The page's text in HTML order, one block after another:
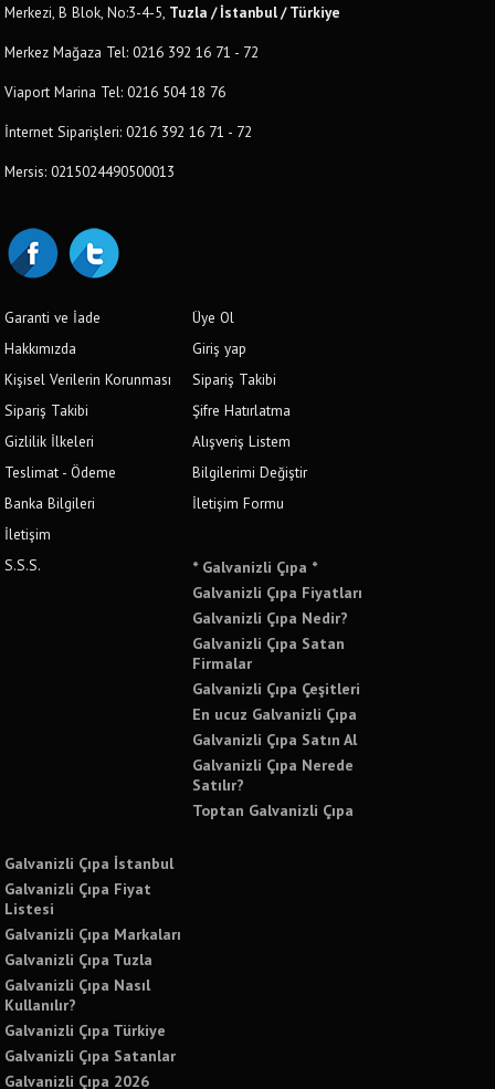
Merkezi, B Blok, No:3-4-5, Tuzla / İstanbul / Türkiye
Merkez Mağaza Tel: 0216 392 16 71 - 72
Viaport Marina Tel: 0216 504 18 76
İnternet Siparişleri: 0216 392 16 71 - 72
Mersis: 0215024490500013
Garanti ve İade
Hakkımızda
Kişisel Verilerin Korunması
Sipariş Takibi
Gizlilik İlkeleri
Teslimat - Ödeme
Banka Bilgileri
İletişim
S.S.S.
Üye Ol
Giriş yap
Sipariş Takibi
Şifre Hatırlatma
Alışveriş Listem
Bilgilerimi Değiştir
İletişim Formu
* Galvanizli Çıpa *
Galvanizli Çıpa Fiyatları
Galvanizli Çıpa Nedir?
Galvanizli Çıpa Satan
Firmalar
Galvanizli Çıpa Çeşitleri
En ucuz Galvanizli Çıpa
Galvanizli Çıpa Satın Al
Galvanizli Çıpa Nerede
Satılır?
Toptan Galvanizli Çıpa
Galvanizli Çıpa İstanbul
Galvanizli Çıpa Fiyat
Listesi
Galvanizli Çıpa Markaları
Galvanizli Çıpa Tuzla
Galvanizli Çıpa Nasıl
Kullanılır?
Galvanizli Çıpa Türkiye
Galvanizli Çıpa Satanlar
Galvanizli Çıpa 2026